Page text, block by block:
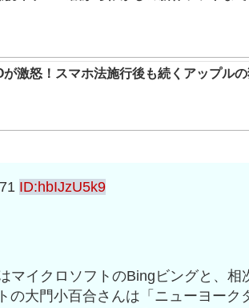
激怒！スマホ法施行後も続くアップル
ID:hbIJzU5k9
マイクロソフトのBingビングと、相
の大門小百合さんは「ニューヨーク